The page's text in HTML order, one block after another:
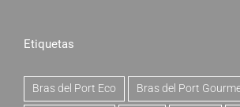
Etiquetas
Bras del Port Eco Bras del Port